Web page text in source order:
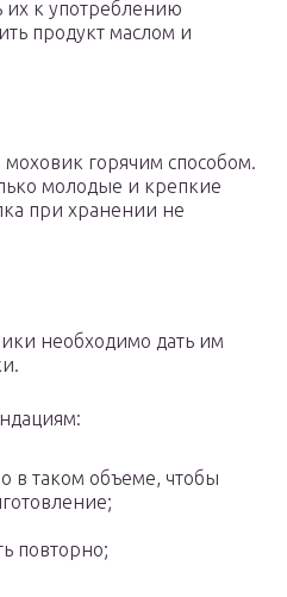
их к употреблению
продукт маслом и
горячим способом.
молодые и крепкие
при хранении не
необходимо дать им
в таком объеме, чтобы
повторно;